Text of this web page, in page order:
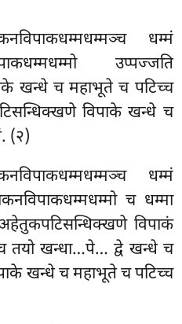
धम्मं
उप्पज्जति
खन्धे च महाभूते च पटिच्च
विपाके खन्धे च
(२)
धम्मं
च धम्मा
विपाकं
तयो खन्धा…पे… द्वे खन्धे च
खन्धे च महाभूते च पटिच्च